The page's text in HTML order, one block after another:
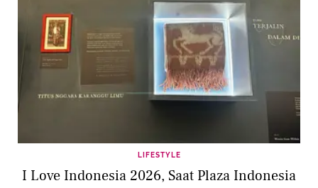
LIFESTYLE
I Love Indonesia 2026, Saat Plaza Indonesia